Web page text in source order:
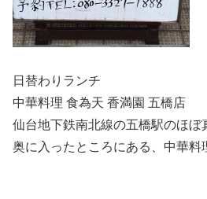
日替わりランチ
中華料理 食為天 香満園 五橋店
仙台地下鉄南北線の五橋駅のほぼ
奥に入ったところにある、中華料